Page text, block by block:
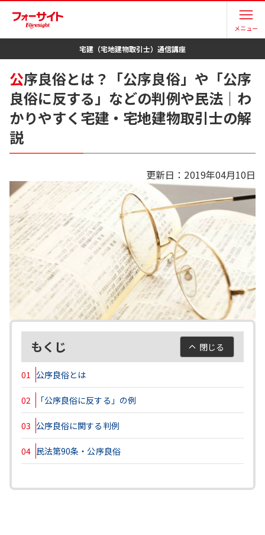
メニュー
宅建（宅地建物取引士）通信講座
公序良俗とは？「公序良俗」や「公序
良俗に反する」などの判例や民法｜わ
かりやすく宅建・宅地建物取引士の解
説
更新日： 2019年04月10日
もくじ 閉じる
01 公序良俗とは
02 「公序良俗に反する」の例
03 公序良俗に関する判例
04 民法第90条・公序良俗